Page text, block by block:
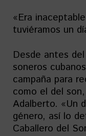
«Era
tuviéramos un
Desde antes
soneros
campaña para
como el del
Adalberto. «Un
género, así lo
Caballero del